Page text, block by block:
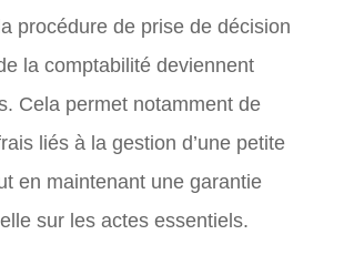
procédure de prise de décision
la comptabilité deviennent
Cela permet notamment de
liés à la gestion d’une petite
en maintenant une garantie
sur les actes essentiels.